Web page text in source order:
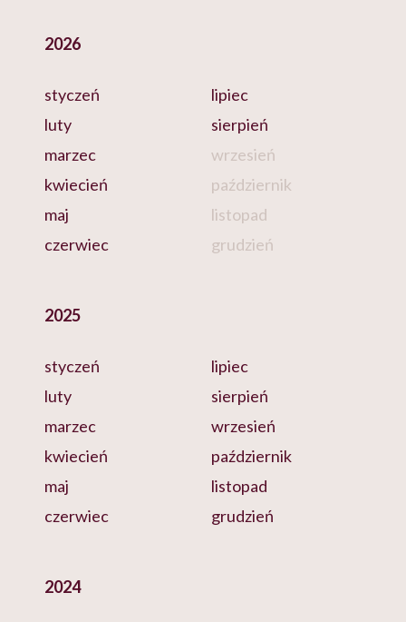
2026
styczeń
luty
marzec
kwiecień
maj
czerwiec
lipiec
sierpień
wrzesień
październik
listopad
grudzień
2025
styczeń
luty
marzec
kwiecień
maj
czerwiec
lipiec
sierpień
wrzesień
październik
listopad
grudzień
2024